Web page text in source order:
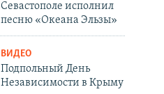
Севастополе исполнил
песню «Океана Эльзы»
ВИДЕО
Подпольный День
Независимости в Крыму